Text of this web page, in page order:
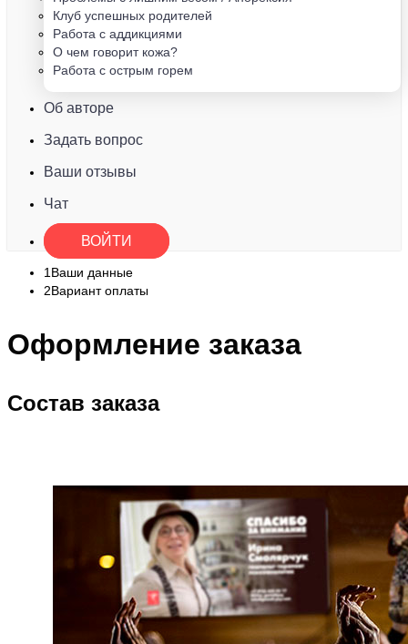
Клуб успешных родителей
Работа с аддикциями
О чем говорит кожа?
Работа с острым горем
Об авторе
Задать вопрос
Ваши отзывы
Чат
ВОЙТИ
1 Ваши данные
2Вариант оплаты
Оформление заказа
Состав заказа